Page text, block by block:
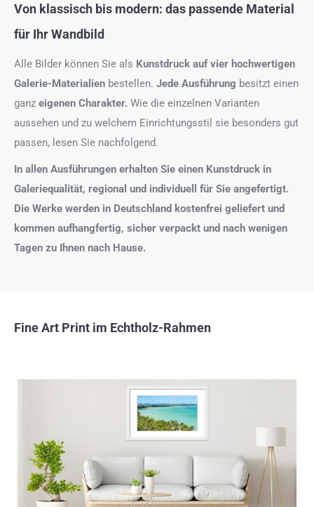
Von klassisch bis modern: das passende Material
für Ihr Wandbild
Alle Bilder können Sie als Kunstdruck auf vier hochwertigen
Galerie-Materialien bestellen. Jede Ausführung besitzt einen
ganz eigenen Charakter. Wie die einzelnen Varianten
aussehen und zu welchem Einrichtungsstil sie besonders gut
passen, lesen Sie nachfolgend.
In allen Ausführungen erhalten Sie einen Kunstdruck in
Galeriequalität, regional und individuell für Sie angefertigt.
Die Werke werden in Deutschland kostenfrei geliefert und
kommen aufhangfertig, sicher verpackt und nach wenigen
Tagen zu Ihnen nach Hause.
Fine Art Print im Echtholz-Rahmen